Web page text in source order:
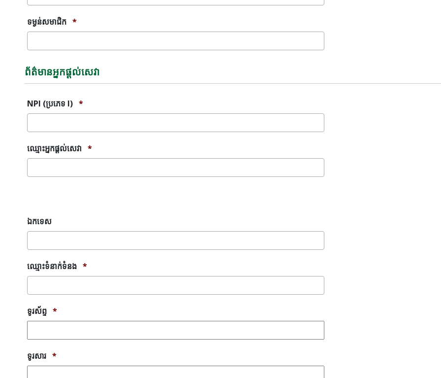
ទម្ងន់សមាជិក *
ព័ត៌មានអ្នកផ្តល់សេវា
NPI (ប្រភេទ I) *
ឈ្មោះអ្នកផ្តល់សេវា *
ឯកទេស
ឈ្មោះទំនាក់ទំនង *
ទូរស័ព្ទ *
ទូរសារ *